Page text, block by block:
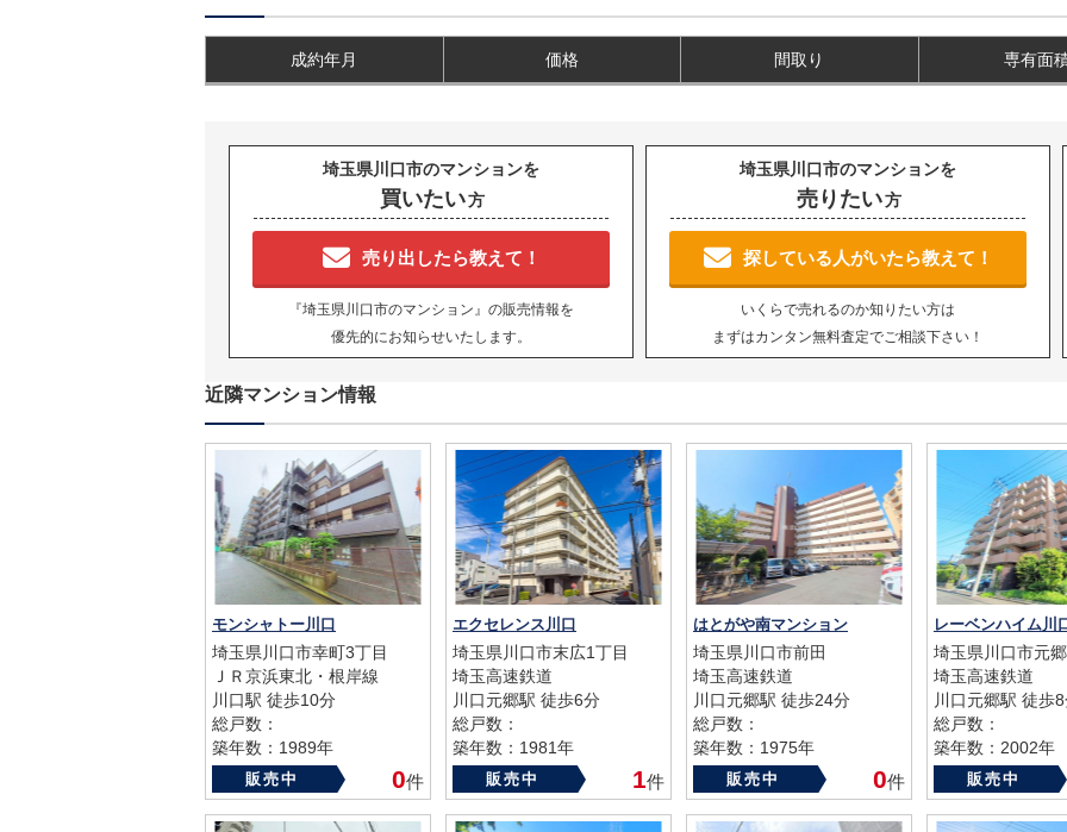
成約年月 価格 間取り 専有面
埼玉県川口市のマンションを
買いたい方
売り出したら教えて！
『埼玉県川口市のマンション』の販売情報を
優先的にお知らせいたします。
埼玉県川口市のマンションを
売りたい方
探している人がいたら教えて！
いくらで売れるのか知りたい方は
まずはカンタン無料査定でご相談下さい！
近隣マンション情報
モンシャトー川口
埼玉県川口市幸町3丁目
ＪＲ京浜東北・根岸線
川口駅 徒歩10分
総戸数：
築年数：1989年
販売中 0件
エクセレンス川口
埼玉県川口市末広1丁目
埼玉高速鉄道
川口元郷駅 徒歩6分
総戸数：
築年数：1981年
販売中 1件
はとがや南マンション
埼玉県川口市前田
埼玉高速鉄道
川口元郷駅 徒歩24分
総戸数：
築年数：1975年
販売中 0件
埼玉県川口市元
埼玉高速鉄道
川口元郷駅 徒歩
総戸数：
築年数：2002年
販売中